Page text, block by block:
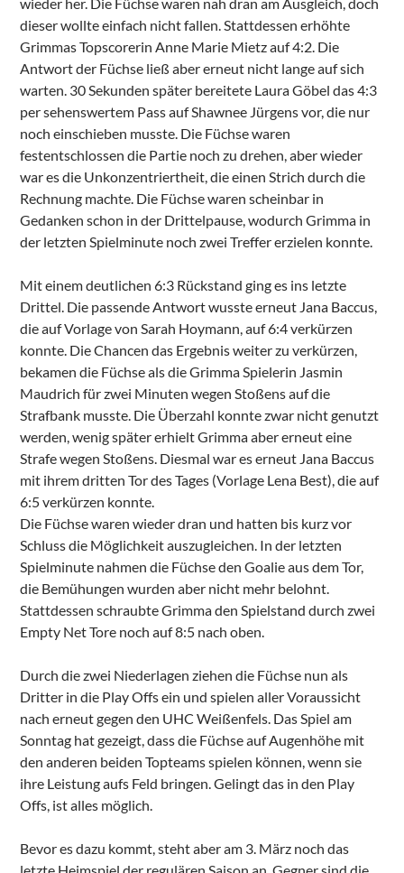
dieser wollte einfach nicht fallen. Stattdessen erhöhte
Grimmas Topscorerin Anne Marie Mietz auf 4:2. Die
Antwort der Füchse ließ aber erneut nicht lange auf sich
warten. 30 Sekunden später bereitete Laura Göbel das 4:3
per sehenswertem Pass auf Shawnee Jürgens vor, die nur
noch einschieben musste. Die Füchse waren
festentschlossen die Partie noch zu drehen, aber wieder
war es die Unkonzentriertheit, die einen Strich durch die
Rechnung machte. Die Füchse waren scheinbar in
Gedanken schon in der Drittelpause, wodurch Grimma in
der letzten Spielminute noch zwei Treffer erzielen konnte.
Mit einem deutlichen 6:3 Rückstand ging es ins letzte
Drittel. Die passende Antwort wusste erneut Jana Baccus,
die auf Vorlage von Sarah Hoymann, auf 6:4 verkürzen
konnte. Die Chancen das Ergebnis weiter zu verkürzen,
bekamen die Füchse als die Grimma Spielerin Jasmin
Maudrich für zwei Minuten wegen Stoßens auf die
Strafbank musste. Die Überzahl konnte zwar nicht genutzt
werden, wenig später erhielt Grimma aber erneut eine
Strafe wegen Stoßens. Diesmal war es erneut Jana Baccus
mit ihrem dritten Tor des Tages (Vorlage Lena Best), die auf
6:5 verkürzen konnte.
Die Füchse waren wieder dran und hatten bis kurz vor
Schluss die Möglichkeit auszugleichen. In der letzten
Spielminute nahmen die Füchse den Goalie aus dem Tor,
die Bemühungen wurden aber nicht mehr belohnt.
Stattdessen schraubte Grimma den Spielstand durch zwei
Empty Net Tore noch auf 8:5 nach oben.
Durch die zwei Niederlagen ziehen die Füchse nun als
Dritter in die Play Offs ein und spielen aller Voraussicht
nach erneut gegen den UHC Weißenfels. Das Spiel am
Sonntag hat gezeigt, dass die Füchse auf Augenhöhe mit
den anderen beiden Topteams spielen können, wenn sie
ihre Leistung aufs Feld bringen. Gelingt das in den Play
Offs, ist alles möglich.
Bevor es dazu kommt, steht aber am 3. März noch das